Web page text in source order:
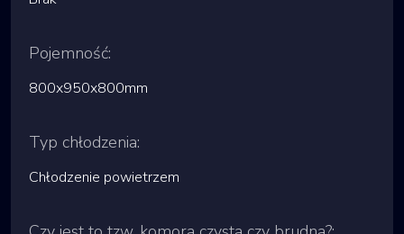
Pojemność:
800x950x800mm
Typ chłodzenia:
Chłodzenie powietrzem